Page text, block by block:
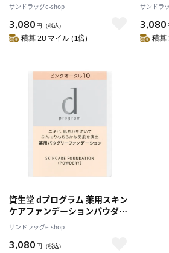
サンドラッグe-shop
3,080 円 （税込）
積算 28 マイル (1倍)
サンドラ
3,080
積算
資生堂 dプログラム 薬用スキン
ケアファンデーションパウダリ
ー PO10（レフィル）
サンドラッグe-shop
3,080 円 （税込）